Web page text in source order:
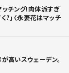
ッチング!肉体派すぎ
?」〈永妻花はマッチ
高いスウェーデン。